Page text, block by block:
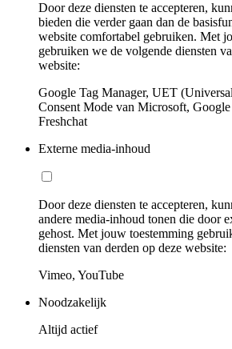
Door deze diensten te accepteren,
bieden die verder gaan dan de
website comfortabel gebruiken. Met
gebruiken we de volgende diensten
website:
Google Tag Manager, UET
Consent Mode van Microsoft,
Freshchat
Externe media-inhoud
Door deze diensten te accepteren,
andere media-inhoud tonen die door
gehost. Met jouw toestemming
diensten van derden op deze website:
Vimeo, YouTube
Noodzakelijk
Altijd actief